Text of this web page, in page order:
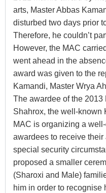
arts, Master Abbas
disturbed two days prior
Therefore, he couldn’t
However, the MAC
went ahead in the
award was given to the
Kamandi, Master Wrya
The awardee of the 2013
Shahrox, the well-known
MAC is organizing a
awardees to receive
special security
proposed a smaller
(Sharoxi and Male)
him in order to recognise